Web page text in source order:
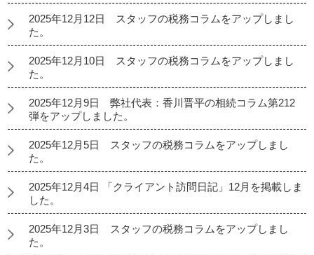
2025年12月12日 スタッフの税務コラムをアップしまし
た。
2025年12月10日 スタッフの税務コラムをアップしまし
た。
2025年12月9日 弊社代表：香川晋平の相続コラム第212
弾をアップしました。
2025年12月5日 スタッフの税務コラムをアップしまし
た。
2025年12月4日 「クライアント訪問日記」12月を掲載しま
した。
2025年12月3日 スタッフの税務コラムをアップしまし
た。